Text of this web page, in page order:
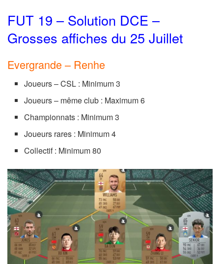
FUT 19 – Solution DCE –
Grosses affiches du 25 Juillet
Evergrande – Renhe
Joueurs – CSL : Minimum 3
Joueurs – même club : Maximum 6
Championnats : Minimum 3
Joueurs rares : Minimum 4
Collectif : Minimum 80